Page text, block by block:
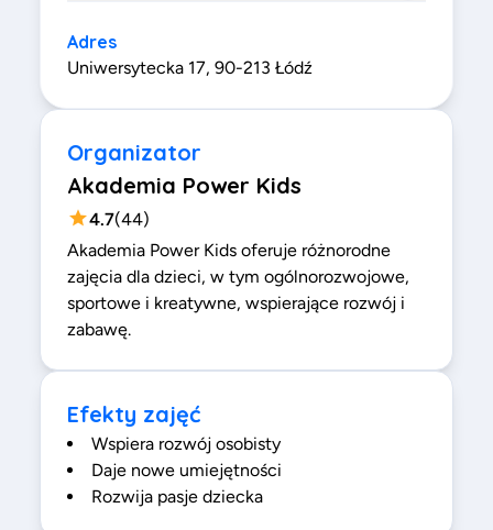
Adres
Uniwersytecka 17, 90-213 Łódź
Organizator
Akademia Power Kids
4.7(44)
Akademia Power Kids oferuje różnorodne
zajęcia dla dzieci, w tym ogólnorozwojowe,
sportowe i kreatywne, wspierające rozwój i
zabawę.
Efekty zajęć
Wspiera rozwój osobisty
Daje nowe umiejętności
Rozwija pasje dziecka